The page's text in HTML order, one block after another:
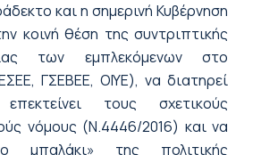
και η σημερινή Κυβέρνηση
κοινή θέση της συντριπτικής
των εμπλεκόμενων στο
ΓΣΕΒΕΕ, ΟΙΥΕ), να διατηρεί
τους σχετικούς
νόμους (N.4446/2016) και να
μπαλάκι» της πολιτικής